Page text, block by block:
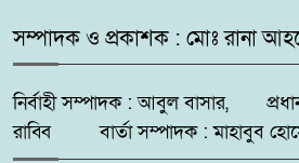
মহেশপুরে
কারবারি
দুইজনের
সুন্দরবন
সম্পাদক ও প্রকাশক : মোঃ রানা
নির্বাহী সম্পাদক : আবুল বাসার,
রাব্বি বার্তা সম্পাদক : মাহাবুব